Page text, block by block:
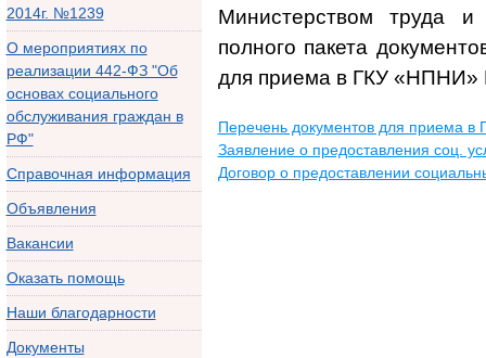
2014г. №1239
О мероприятиях по
реализации 442-ФЗ "Об
основах социального
обслуживания граждан в
РФ"
Справочная информация
Объявления
Вакансии
Оказать помощь
Наши благодарности
Документы
Министерством труда
полного пакета
для приема в ГКУ
Перечень документов для приема
Заявление о предоставления соц.
Договор о предоставлении